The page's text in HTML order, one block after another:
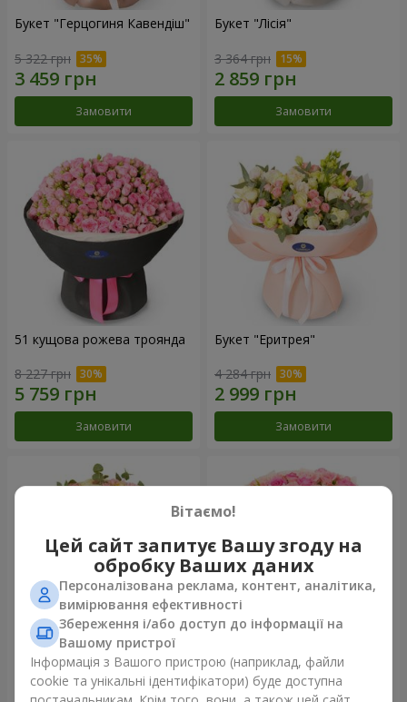
Букет "Герцогиня Кавендіш"
5 322 грн
Замовити
Букет "Лісія"
3 364 грн
Замовити
51 кущова рожева троянда
8 227 грн
Замовити
Букет "Еритрея"
4 284 грн
Замовити
Букет "Nude Perfume"
2 705 грн
Букет "Рожева ніжність"
4 227 грн
Вітаємо!
Цей сайт запитує Вашу згоду на
обробку Ваших даних
Персоналізована реклама, контент, аналітика,
вимірювання ефективності
Збереження і/або доступ до інформації на
Вашому пристрої
Інформація з Вашого пристрою (наприклад, файли
cookie та унікальні ідентифікатори) буде доступна